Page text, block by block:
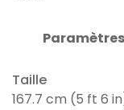
Taille
167.7 cm (5 ft 6